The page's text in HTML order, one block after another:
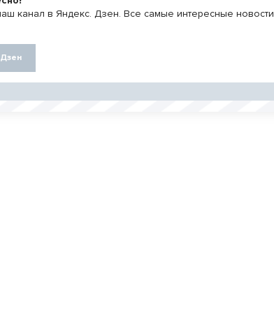
канал в Яндекс. Дзен. Все самые интересные новости